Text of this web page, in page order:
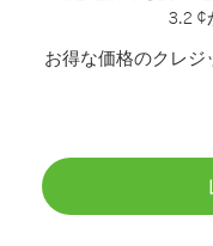
3.2 ¢
お得な価格のクレ